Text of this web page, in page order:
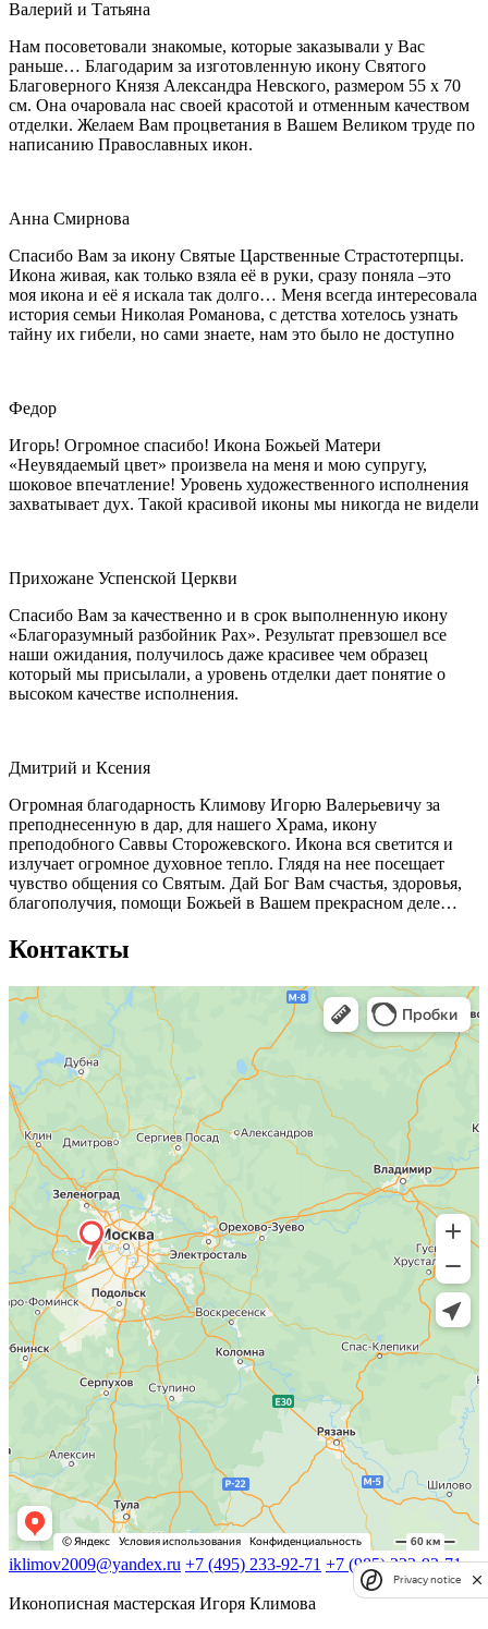
Валерий и Татьяна
Нам посоветовали знакомые, которые заказывали у Вас
раньше… Благодарим за изготовленную икону Святого
Благоверного Князя Александра Невского, размером 55 х 70
см. Она очаровала нас своей красотой и отменным качеством
отделки. Желаем Вам процветания в Вашем Великом труде по
написанию Православных икон.
Анна Смирнова
Спасибо Вам за икону Святые Царственные Страстотерпцы.
Икона живая, как только взяла её в руки, сразу поняла –это
моя икона и её я искала так долго… Меня всегда интересовала
история семьи Николая Романова, с детства хотелось узнать
тайну их гибели, но сами знаете, нам это было не доступно
Федор
Игорь! Огромное спасибо! Икона Божьей Матери
«Неувядаемый цвет» произвела на меня и мою супругу,
шоковое впечатление! Уровень художественного исполнения
захватывает дух. Такой красивой иконы мы никогда не видели
Прихожане Успенской Церкви
Спасибо Вам за качественно и в срок выполненную икону
«Благоразумный разбойник Рах». Результат превзошел все
наши ожидания, получилось даже красивее чем образец
который мы присылали, а уровень отделки дает понятие о
высоком качестве исполнения.
Дмитрий и Ксения
Огромная благодарность Климову Игорю Валерьевичу за
преподнесенную в дар, для нашего Храма, икону
преподобного Саввы Сторожевского. Икона вся светится и
излучает огромное духовное тепло. Глядя на нее посещает
чувство общения со Святым. Дай Бог Вам счастья, здоровья,
благополучия, помощи Божьей в Вашем прекрасном деле…
Контакты
iklimov2009@yandex.ru +7 (495) 233-92-71 +7 (985) 233-92-71
Иконописная мастерская Игоря Климова
Privacy notice